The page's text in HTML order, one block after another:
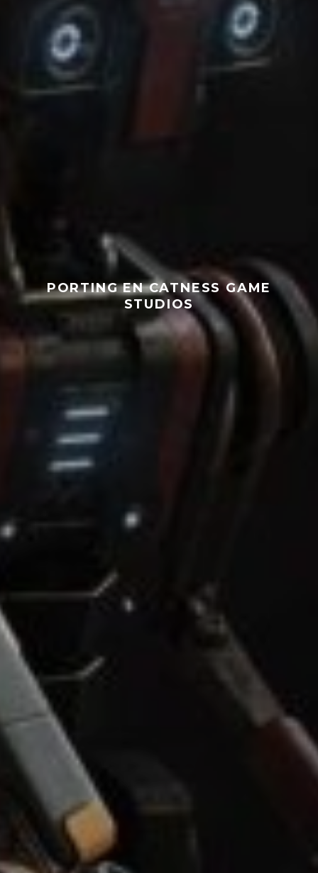
PORTING EN CATNESS GAME
STUDIOS